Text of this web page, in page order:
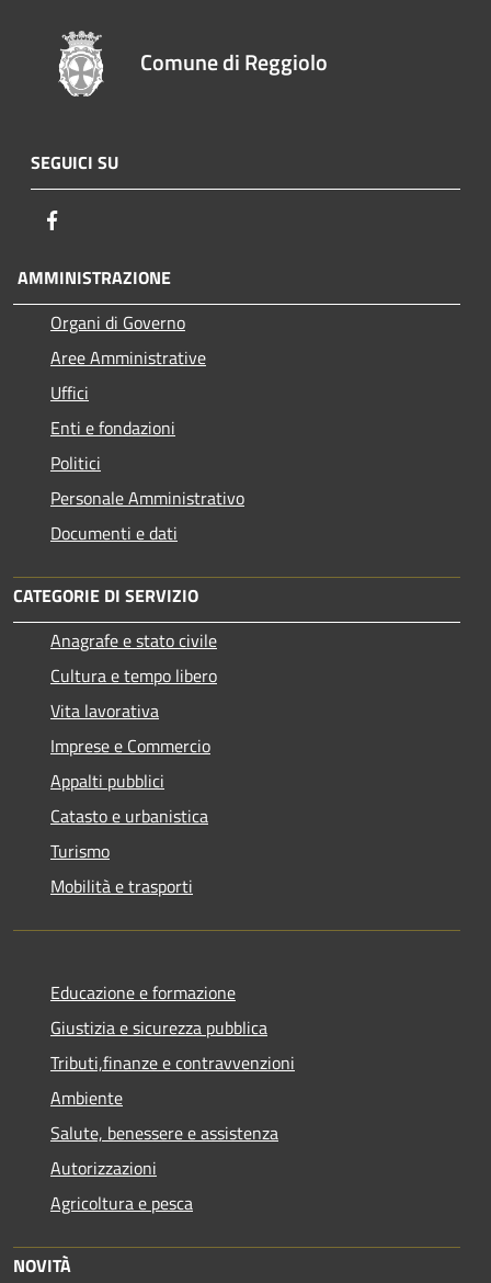
Comune di Reggiolo
SEGUICI SU
AMMINISTRAZIONE
Organi di Governo
Aree Amministrative
Uffici
Enti e fondazioni
Politici
Personale Amministrativo
Documenti e dati
CATEGORIE DI SERVIZIO
Anagrafe e stato civile
Cultura e tempo libero
Vita lavorativa
Imprese e Commercio
Appalti pubblici
Catasto e urbanistica
Turismo
Mobilità e trasporti
Educazione e formazione
Giustizia e sicurezza pubblica
Tributi,finanze e contravvenzioni
Ambiente
Salute, benessere e assistenza
Autorizzazioni
Agricoltura e pesca
NOVITÀ